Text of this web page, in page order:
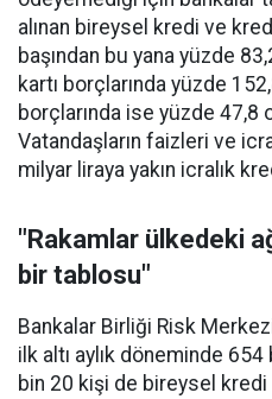
alınan bireysel kredi ve
başından bu yana yüzde
kartı borçlarında yüzde
borçlarında ise yüzde 47,8
Vatandaşların faizleri ve
milyar liraya yakın icralık
"Rakamlar ülkedeki
bir tablosu"
Bankalar Birliği Risk
ilk altı aylık döneminde
bin 20 kişi de bireysel